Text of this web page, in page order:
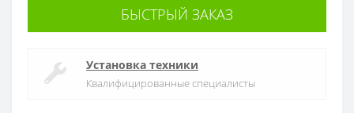
БЫСТРЫЙ ЗАКАЗ
Установка техники
Квалифицированные специалисты